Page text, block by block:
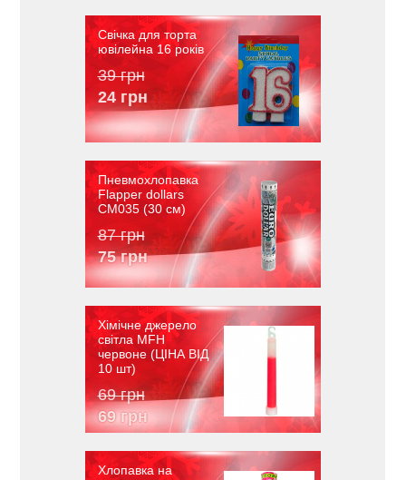
Свічка для торта
ювілейна 16 років
39 грн
24 грн
Пневмохлопавка
Flapper dollars
CM035 (30 см)
87 грн
75 грн
Хімічне джерело
світла MFH
червоне (ЦІНА ВІД
10 шт)
69 грн
69 грн
Хлопавка на